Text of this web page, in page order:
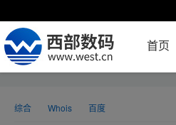
首页
综合 Whois 百度